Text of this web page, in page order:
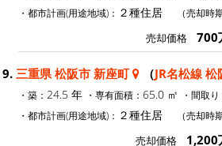
・都市計画(用途地域)： ２種住居 （売却時
売却価格 700
9. 三重県 松阪市 新座町 （JR名松線 松
・築： 24.5 年 ・専有面積： 65.0 ㎡ ・間取り
・都市計画(用途地域)： ２種住居 （売却時
売却価格 1,200